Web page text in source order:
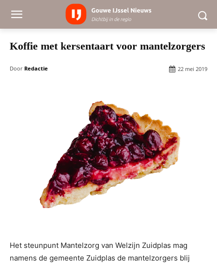
Koffie met kersentaart voor mantelzorgers
Door Redactie 22 mei 2019
Het steunpunt Mantelzorg van Welzijn Zuidplas mag
namens de gemeente Zuidplas de mantelzorgers blij